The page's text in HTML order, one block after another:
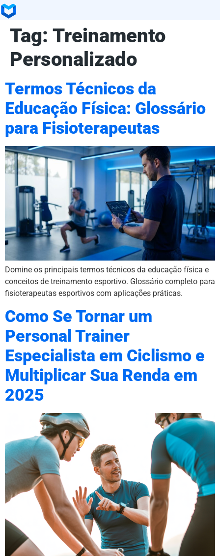
Tag: Treinamento
Personalizado
Termos Técnicos da
Educação Física: Glossário
para Fisioterapeutas
Domine os principais termos técnicos da educação física e
conceitos de treinamento esportivo. Glossário completo para
fisioterapeutas esportivos com aplicações práticas.
Como Se Tornar um
Personal Trainer
Especialista em Ciclismo e
Multiplicar Sua Renda em
2025